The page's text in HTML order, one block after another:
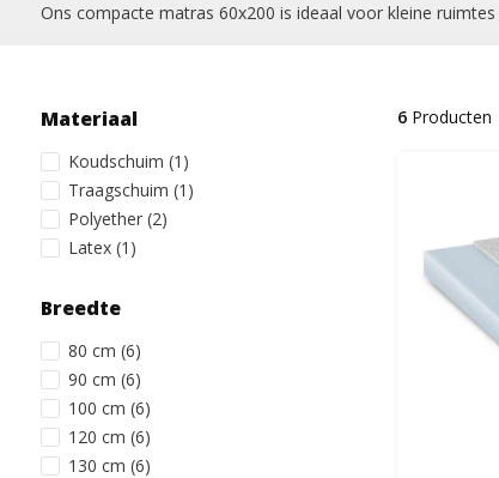
Ons compacte matras 60x200 is ideaal voor kleine
Materiaal
Koudschuim (1)
Traagschuim (1)
Polyether (2)
Latex (1)
Breedte
80 cm (6)
90 cm (6)
100 cm (6)
120 cm (6)
130 cm (6)
6Producten